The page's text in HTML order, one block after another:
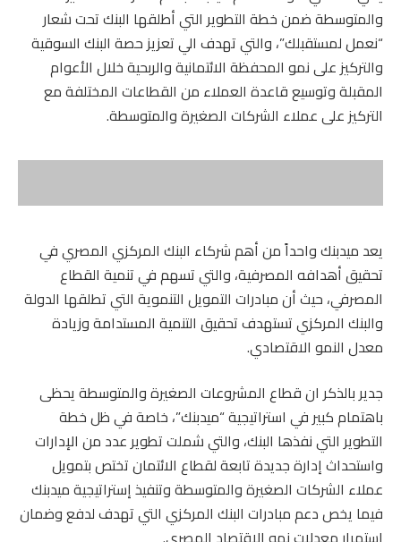
والمتوسطة ضمن خطة التطوير التي أطلقها البنك تحت شعار
“نعمل لمستقبلك”، والتي تهدف الي تعزيز حصة البنك السوقية
والتركيز على نمو المحفظة الائتمانية والربحية خلال الأعوام
المقبلة وتوسيع قاعدة العملاء من القطاعات المختلفة مع
التركيز على عملاء الشركات الصغيرة والمتوسطة.
يعد ميدبنك واحداً من أهم شركاء البنك المركزي المصري في
تحقيق أهدافه المصرفية، والتي تسهم في تنمية القطاع
المصرفي، حيث أن مبادرات التمويل التنموية التي تطلقها الدولة
والبنك المركزي تستهدف تحقيق التنمية المستدامة وزيادة
معدل النمو الاقتصادي.
جدير بالذكر ان قطاع المشروعات الصغيرة والمتوسطة يحظى
باهتمام كبير في استراتيجية “ميدبنك”، خاصة في ظل خطة
التطوير التي نفذها البنك، والتي شملت تطوير عدد من الإدارات
واستحداث إدارة جديدة تابعة لقطاع الائتمان تختص بتمويل
عملاء الشركات الصغيرة والمتوسطة وتنفيذ إستراتيجية ميدبنك
فيما يخص دعم مبادرات البنك المركزي التي تهدف لدفع وضمان